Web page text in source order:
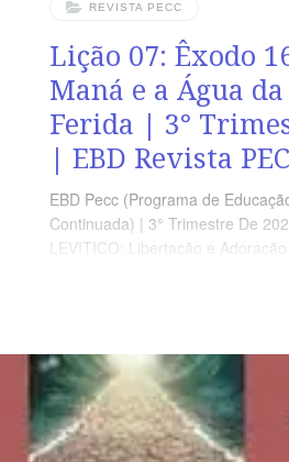
REVISTA PECC
Lição 07: Êxodo
Maná e a Água da
Ferida | 3°
| EBD Revista
EBD Pecc (Programa de
Continuada) | 3° Trimestre De
LEVITICO: Libertação e
inclusive o número da página.
PEDAGÓGICA Em Êxodo 16 e
respectivamente. Sugerimos
todos os presentes, Êxodo